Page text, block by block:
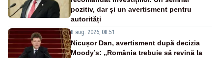
pozitiv, dar și un avertisment pentru
autorități
8 aug. 2026, 08:51
Nicușor Dan, avertisment după decizia
Moody’s: „România trebuie să revină la